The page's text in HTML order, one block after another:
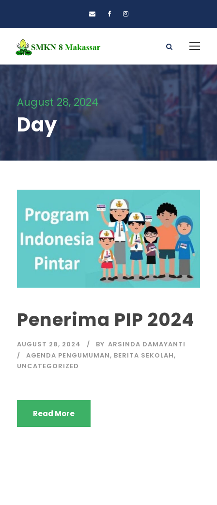
August 28, 2024
Day
Penerima PIP 2024
AUGUST 28, 2024 BY ARSINDA DAMAYANTI
AGENDA PENGUMUMAN, BERITA SEKOLAH,
UNCATEGORIZED
Read More